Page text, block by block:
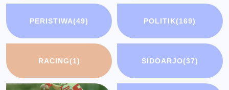
PERISTIWA(49) POLITIK(169)
RACING(1) SIDOARJO(37)